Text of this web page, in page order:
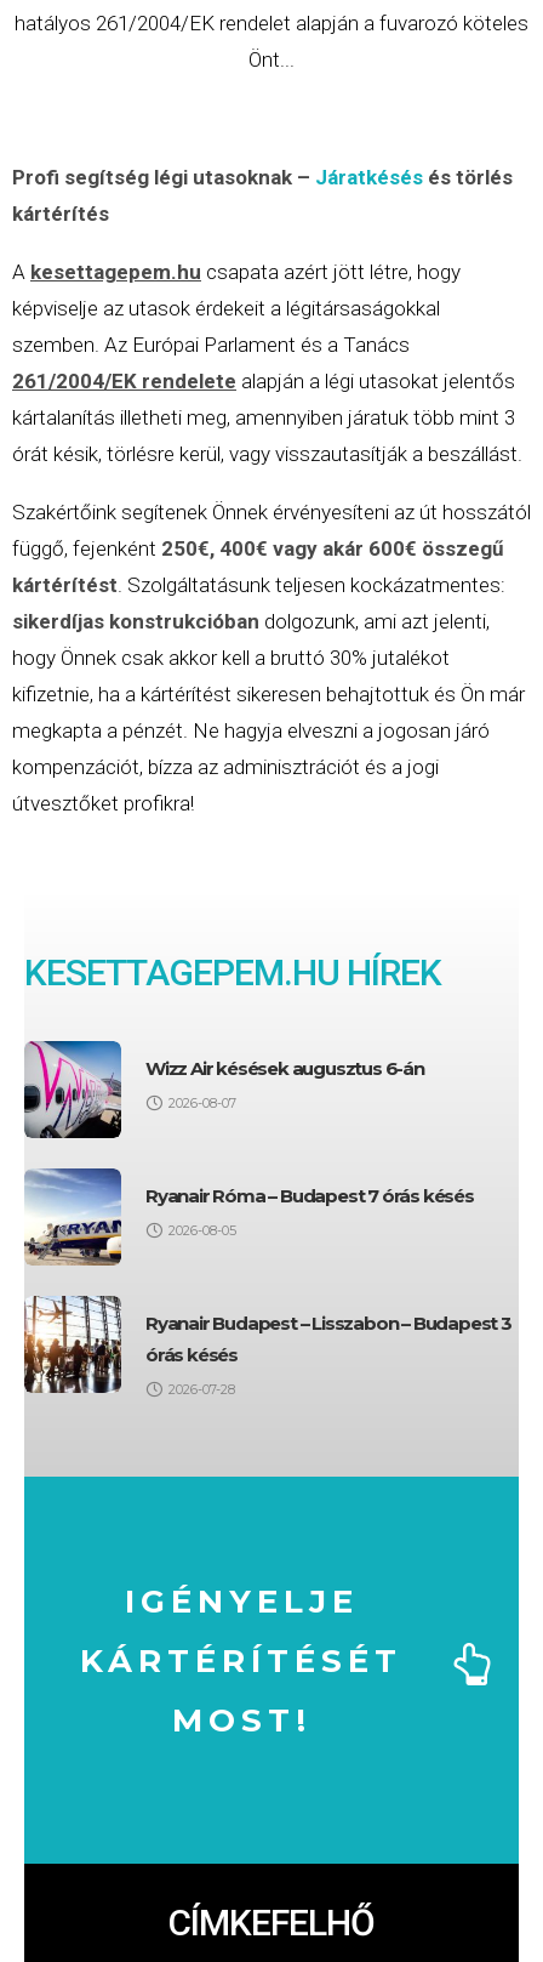
hatályos 261/2004/EK rendelet alapján a fuvarozó köteles
Önt...
Profi segítség légi utasoknak – Járatkésés és törlés
kártérítés
A kesettagepem.hu csapata azért jött létre, hogy
képviselje az utasok érdekeit a légitársaságokkal
szemben. Az Európai Parlament és a Tanács
261/2004/EK rendelete alapján a légi utasokat jelentős
kártalanítás illetheti meg, amennyiben járatuk több mint 3
órát késik, törlésre kerül, vagy visszautasítják a beszállást.
Szakértőink segítenek Önnek érvényesíteni az út hosszától
függő, fejenként 250€, 400€ vagy akár 600€ összegű
kártérítést. Szolgáltatásunk teljesen kockázatmentes:
sikerdíjas konstrukcióban dolgozunk, ami azt jelenti,
hogy Önnek csak akkor kell a bruttó 30% jutalékot
kifizetnie, ha a kártérítést sikeresen behajtottuk és Ön már
megkapta a pénzét. Ne hagyja elveszni a jogosan járó
kompenzációt, bízza az adminisztrációt és a jogi
útvesztőket profikra!
KESETTAGEPEM.HU HÍREK
Wizz Air késések augusztus 6-án
2026-08-07
Ryanair Róma – Budapest 7 órás késés
2026-08-05
Ryanair Budapest – Lisszabon – Budapest 3
órás késés
2026-07-28
IGÉNYELJE
KÁRTÉRÍTÉSÉT
MOST!
CÍMKEFELHŐ